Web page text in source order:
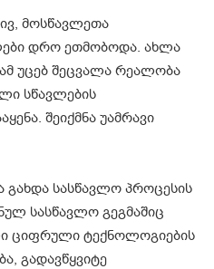
მოსწავლეთა
დრო ეთმობოდა. ახლა
უცებ შეცვალა რეალობა
სწავლების
შეიქმნა უამრავი
სასწავლო პროცესის
სასწავლო გეგმაშიც
ციფრული ტექნოლოგიების
გადავწყვიტე